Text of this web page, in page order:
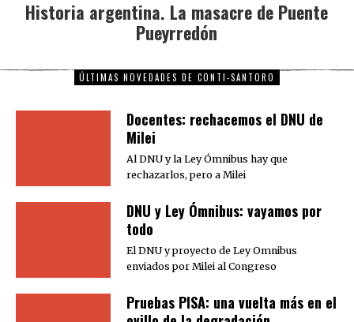
Next
post:
Historia argentina. La masacre de Puente
Pueyrredón
ÚLTIMAS NOVEDADES DE CONTI-SANTORO
Docentes: rechacemos el DNU de
Milei
Al DNU y la Ley Ómnibus hay que
rechazarlos, pero a Milei
DNU y Ley Ómnibus: vayamos por
todo
El DNU y proyecto de Ley Omnibus
enviados por Milei al Congreso
Pruebas PISA: una vuelta más en el